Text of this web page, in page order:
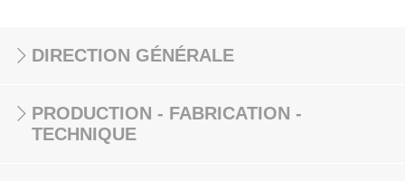
DIRECTION GÉNÉRALE
PRODUCTION - FABRICATION -
TECHNIQUE